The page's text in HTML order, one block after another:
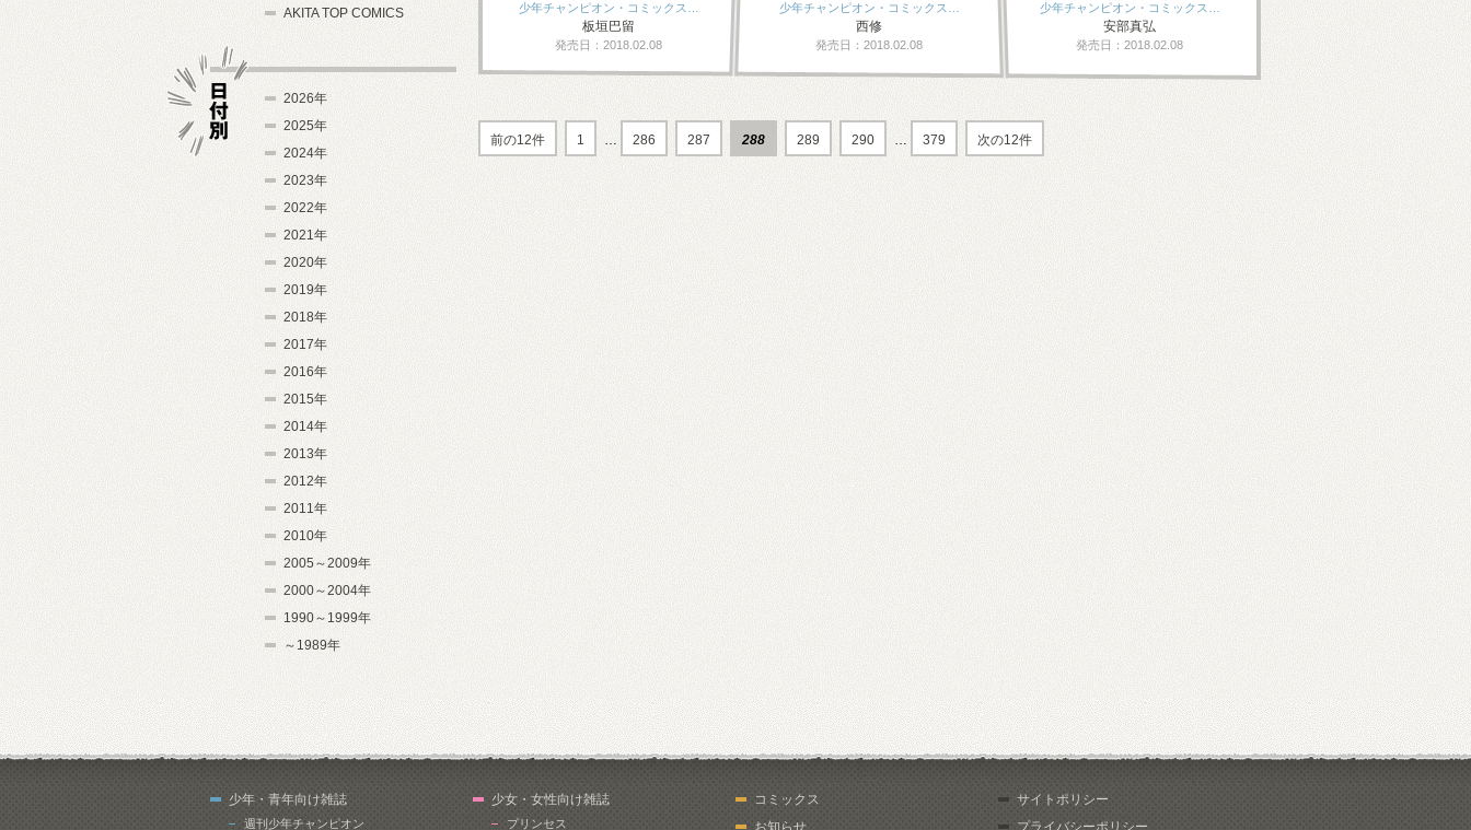
少年チャンピオン・コミックス…
板垣巴留
発売日：2018.02.08
少年チャンピオン・コミックス…
西修
発売日：2018.02.08
少年チャンピオン・コミックス…
安部真弘
発売日：2018.02.08
前の12件 1 … 286 287 288 289 290 … 379 次の12件
AKITA TOP COMICS
2026年
2025年
2024年
2023年
2022年
2021年
2020年
2019年
2018年
2017年
2016年
2015年
2014年
2013年
2012年
2011年
2010年
2005～2009年
2000～2004年
1990～1999年
～1989年
少年・青年向け雑誌
週刊少年チャンピオン
少女・女性向け雑誌
プリンセス
コミックス
お知らせ
サイトポリシー
プライバシーポリシー